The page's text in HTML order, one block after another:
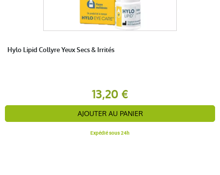
Hylo Lipid Collyre Yeux Secs & Irrités
13,20 €
AJOUTER AU PANIER
Expédié sous 24h